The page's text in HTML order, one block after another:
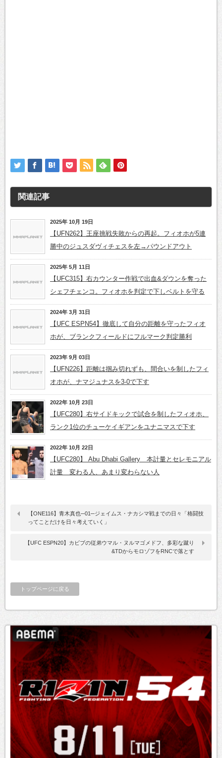
関連記事
2025年 10月 19日
【UFN262】王座挑戦失敗からの再起。フィオホが5連
勝中のジュスダヴィチェスを左→パウンドアウト
2025年 5月 11日
【UFC315】右カウンター作戦で出血&ダウンを奪った
シェフチェンコ。フィオホを判定で下しベルトを守る
2024年 3月 31日
【UFC ESPN54】徹底して自分の距離を守ったフィオ
ホが、ブランクフィールドにフルマーク判定勝利
2023年 9月 03日
【UFN226】距離は掴み切れずも、間合いを制したフィ
オホが、ナマジュナスを3-0で下す
2022年 10月 23日
【UFC280】右サイドキックで試合を制したフィオホ、
ランク1位のチューケイギアンをユナニマスで下す
2022年 10月 22日
【UFC280】 Abu Dhabi Gallery 本計量とセレモニアル
計量 変わる人、あまり変わらない人
【ONE116】青木真也─01─ジェイムス・ナカシマ戦までの日々「格闘技
ってことだけを日々考えていく」
【UFC ESPN20】カビブの従弟ウマル・ヌルマゴメドフ、多彩な蹴り
&TDからモロゾフをRNCで落とす
トップページに戻る